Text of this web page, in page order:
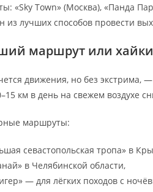
«Sky Town» (Москва), «Панда
из лучших способов провести
маршрут или
движения, но без экстрима,
км в день на свежем воздухе
маршруты:
севастопольская тропа» в
в Челябинской области,
— для лёгких походов с